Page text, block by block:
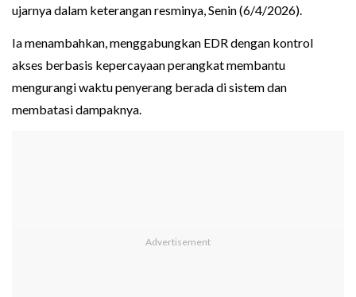
ujarnya dalam keterangan resminya, Senin (6/4/2026).
Ia menambahkan, menggabungkan EDR dengan kontrol
akses berbasis kepercayaan perangkat membantu
mengurangi waktu penyerang berada di sistem dan
membatasi dampaknya.